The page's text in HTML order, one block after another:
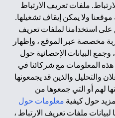
ملفات تعريف الارتباط
ولا يمكن إيقاف تشغيلها.
على استخدامنا لملفات تعريف
مخصصة عبر الموقع ، وإظهار
وجمع البيانات الإحصائية حول
المعلومات مع شركائنا في
والتحليل والذين قد يجمعونها
لهم أو التي جمعوها من
حول كيفية معلومات حول
لبيانات ملفات تعريف الارتباط ،
مصرف الإمارات المركزي تحت
أرقام التراخيص 202563 لفرع الوصل في دبي، 531989 لفرع مول
المتحدة مرخص من مصرف
لبنك أجنبي.
مرخص من هيئة الأوراق المالية
والسلع في الإمارات العربية المتحدة ("SCA") للقيام بالنشاط المالي لـ أ)
بموجب ترخيص رقم
في الأسواق الدولية بموجب ترخيص